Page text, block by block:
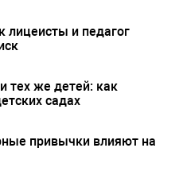
лицеисты и педагог
тех же детей: как
садах
привычки влияют на